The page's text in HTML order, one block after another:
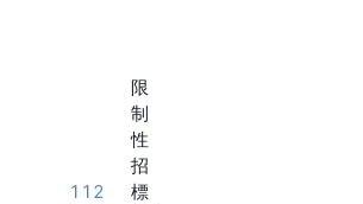
112
限
制
性
招
標